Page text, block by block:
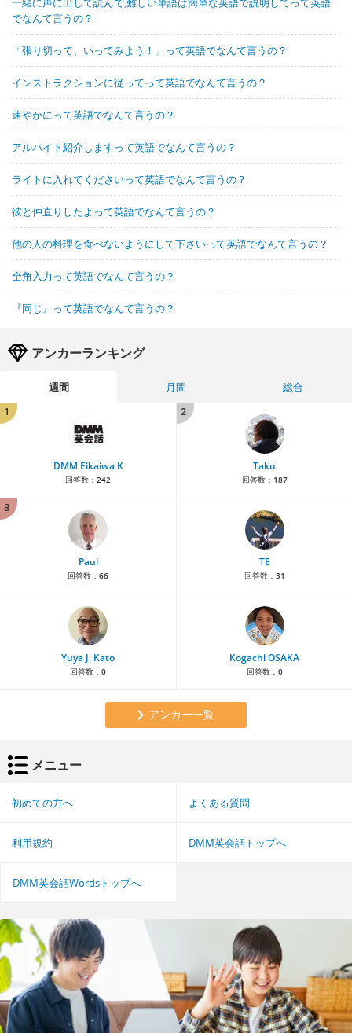
でなんて言うの？
「張り切って、いってみよう！」って英語でなんて言うの？
インストラクションに従ってって英語でなんて言うの？
速やかにって英語でなんて言うの？
アルバイト紹介しますって英語でなんて言うの？
ライトに入れてくださいって英語でなんて言うの？
彼と仲直りしたよって英語でなんて言うの？
他の人の料理を食べないようにして下さいって英語でなんて言うの？
全角入力って英語でなんて言うの？
『同じ』って英語でなんて言うの？
アンカーランキング
週間 月間
総合
1
DMM Eikaiwa K
回答数： 242
2
Taku
回答数： 187
3
Paul
回答数： 66
TE
回答数： 31
Yuya J. Kato
回答数： 0
Kogachi OSAKA
回答数： 0
アンカー一覧
メニュー
初めての方へ よくある質問
利用規約 DMM英会話トップへ
DMM英会話Wordsトップへ